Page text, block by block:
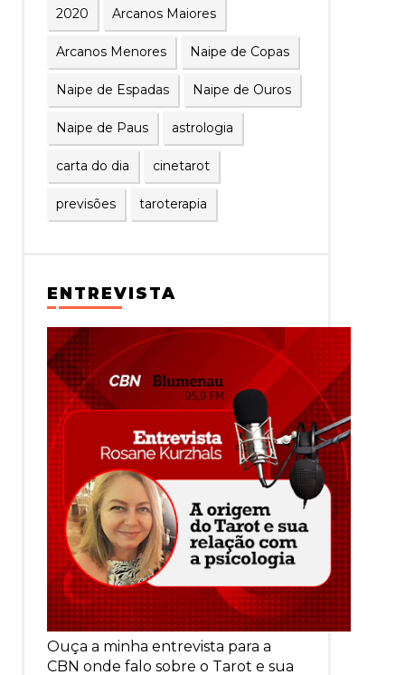
2020 Arcanos Maiores
Arcanos Menores Naipe de Copas
Naipe de Espadas Naipe de Ouros
Naipe de Paus astrologia
carta do dia cinetarot
previsões taroterapia
ENTREVISTA
Ouça a minha entrevista para a
CBN onde falo sobre o Tarot e sua